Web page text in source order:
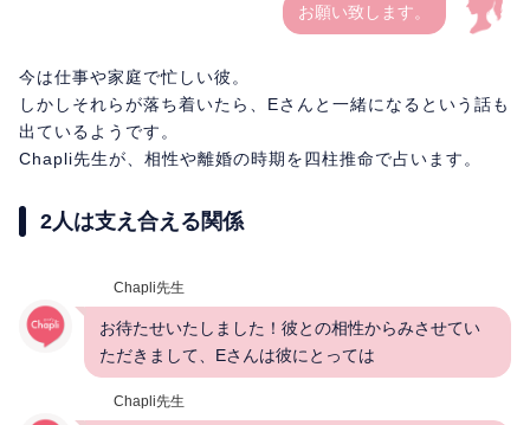
お願い致します。
今は仕事や家庭で忙しい彼。
しかしそれらが落ち着いたら、Eさんと一緒になるという話も
出ているようです。
Chapli先生が、相性や離婚の時期を四柱推命で占います。
2人は支え合える関係
Chapli先生
お待たせいたしました！彼との相性からみさせてい
ただきまして、Eさんは彼にとっては
Chapli先生